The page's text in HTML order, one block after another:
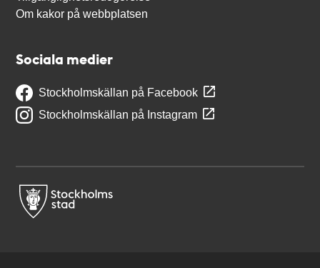
Om kakor på webbplatsen
Sociala medier
Stockholmskällan på Facebook
Stockholmskällan på Instagram